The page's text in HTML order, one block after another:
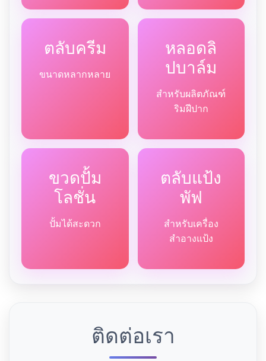
ตลับครีม
ขนาดหลากหลาย
หลอดลิ
ปบาล์ม
สำหรับผลิตภัณฑ์
ริมฝีปาก
ขวดปั้ม
โลชั่น
ปั้มได้สะดวก
ตลับแป้ง
พัฟ
สำหรับเครื่อง
สำอางแป้ง
ติดต่อเรา